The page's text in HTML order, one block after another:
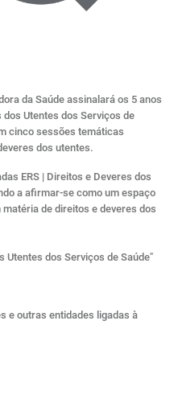
da Saúde assinalará os 5 anos
dos Utentes dos Serviços de
cinco sessões temáticas
dos utentes.
ERS | Direitos e Deveres dos
a afirmar-se como um espaço
de direitos e deveres dos
Utentes dos Serviços de Saúde"
e outras entidades ligadas à